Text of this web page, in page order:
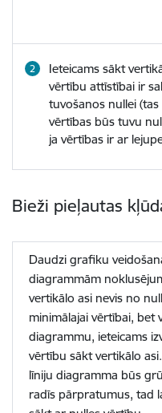
Ieteicams sākt
vērtību attīstībai ir
tuvošanos nullei (tas
vērtības būs tuvu
ja vērtības ir ar
Bieži pieļautas
Daudzi grafiku
diagrammām
vertikālo asi nevis no
minimālajai vērtībai, bet
diagrammu, ieteicams
vērtību sākt vertikālo
līniju diagramma būs
radīs pārpratumus, tad